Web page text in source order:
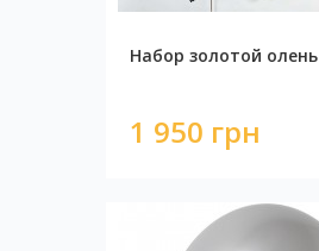
Набор золотой олень
1 950 грн